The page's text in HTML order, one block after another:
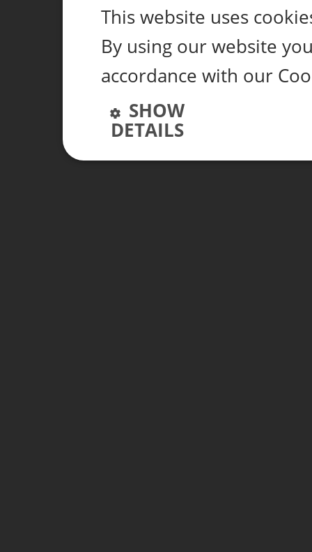
This website uses
By using our website
accordance with our
SHOW
DETAILS